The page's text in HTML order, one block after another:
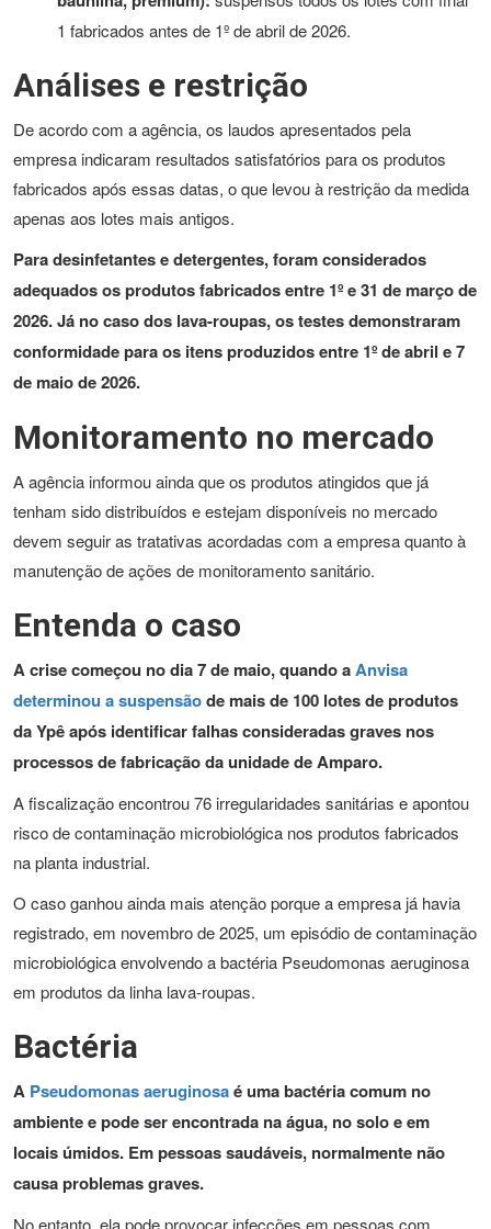
1 fabricados antes de 1º de abril de 2026.
Análises e restrição
De acordo com a agência, os laudos apresentados pela
empresa indicaram resultados satisfatórios para os produtos
fabricados após essas datas, o que levou à restrição da medida
apenas aos lotes mais antigos.
Para desinfetantes e detergentes, foram considerados
adequados os produtos fabricados entre 1º e 31 de março de
2026. Já no caso dos lava-roupas, os testes demonstraram
conformidade para os itens produzidos entre 1º de abril e 7
de maio de 2026.
Monitoramento no mercado
A agência informou ainda que os produtos atingidos que já
tenham sido distribuídos e estejam disponíveis no mercado
devem seguir as tratativas acordadas com a empresa quanto à
manutenção de ações de monitoramento sanitário.
Entenda o caso
A crise começou no dia 7 de maio, quando aAnvisa
determinou a suspensãode mais de 100 lotes de produtos
da Ypê após identificar falhas consideradas graves nos
processos de fabricação da unidade de Amparo.
A fiscalização encontrou 76 irregularidades sanitárias e apontou
risco de contaminação microbiológica nos produtos fabricados
na planta industrial.
O caso ganhou ainda mais atenção porque a empresa já havia
registrado, em novembro de 2025, um episódio de contaminação
microbiológica envolvendo a bactéria Pseudomonas aeruginosa
em produtos da linha lava-roupas.
Bactéria
A Pseudomonas aeruginosaé uma bactéria comum no
ambiente e pode ser encontrada na água, no solo e em
locais úmidos. Em pessoas saudáveis, normalmente não
causa problemas graves.
No entanto, ela pode provocar infecções em pessoas com